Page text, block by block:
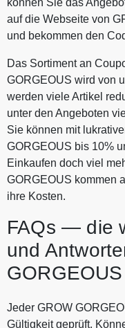
auf die Webseite von
und bekommen den
Das Sortiment an
GORGEOUS wird von
werden viele Artikel
unter den Angeboten
Sie können mit
GORGEOUS bis 10%
Einkaufen doch viel
GORGEOUS kommen
ihre Kosten.
FAQs — die
und
GORGEOUS
Jeder GROW
Gültigkeit geprüft.